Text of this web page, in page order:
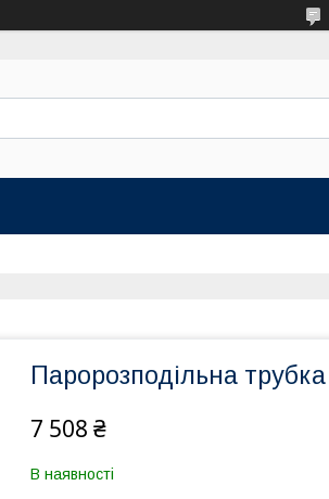
Паророзподільна
7 508 ₴
В наявності